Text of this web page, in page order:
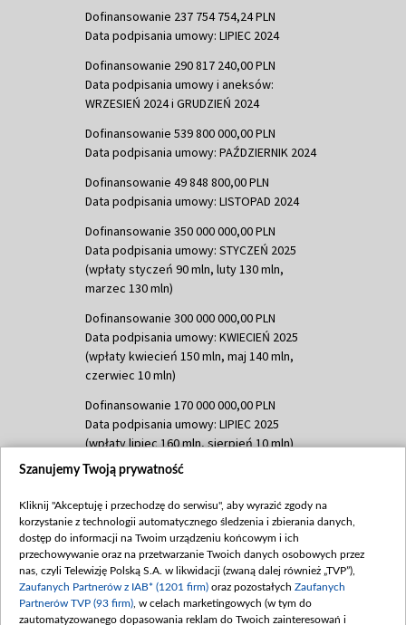
Dofinansowanie 237 754 754,24 PLN
Data podpisania umowy: LIPIEC 2024
Dofinansowanie 290 817 240,00 PLN
Data podpisania umowy i aneksów:
WRZESIEŃ 2024 i GRUDZIEŃ 2024
Dofinansowanie 539 800 000,00 PLN
Data podpisania umowy: PAŹDZIERNIK 2024
Dofinansowanie 49 848 800,00 PLN
Data podpisania umowy: LISTOPAD 2024
Dofinansowanie 350 000 000,00 PLN
Data podpisania umowy: STYCZEŃ 2025
(wpłaty styczeń 90 mln, luty 130 mln,
marzec 130 mln)
Dofinansowanie 300 000 000,00 PLN
Data podpisania umowy: KWIECIEŃ 2025
(wpłaty kwiecień 150 mln, maj 140 mln,
czerwiec 10 mln)
Dofinansowanie 170 000 000,00 PLN
Data podpisania umowy: LIPIEC 2025
(wpłaty lipiec 160 mln, sierpień 10 mln)
Dofinansowanie 60 000 000,00 PLN
(wpłata wrzesień 60 mln)
Dofinansowanie 635 783 051,21 PLN
Data podpisania umowy: WRZESIEŃ 2025
(wpłata wrzesień 100 mln, październik 350
mln, listopad 265 mln)
Szanujemy Twoją prywatność
Kliknij "Akceptuję i przechodzę do serwisu", aby wyrazić zgody na
korzystanie z technologii automatycznego śledzenia i zbierania danych,
dostęp do informacji na Twoim urządzeniu końcowym i ich
przechowywanie oraz na przetwarzanie Twoich danych osobowych przez
nas, czyli Telewizję Polską S.A. w likwidacji (zwaną dalej również „TVP”),
Zaufanych Partnerów z IAB* (1201 firm) oraz pozostałych Zaufanych
Partnerów TVP (93 firm) , w celach marketingowych (w tym do
zautomatyzowanego dopasowania reklam do Twoich zainteresowań i